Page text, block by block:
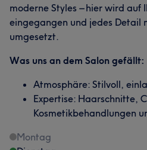
moderne Styles – hier wird auf
eingegangen und jedes Detail
umgesetzt.
Was uns an dem Salon gefällt:
Atmosphäre: Stilvoll,
Expertise: Haarschnitte,
Kosmetikbehandlungen
Montag